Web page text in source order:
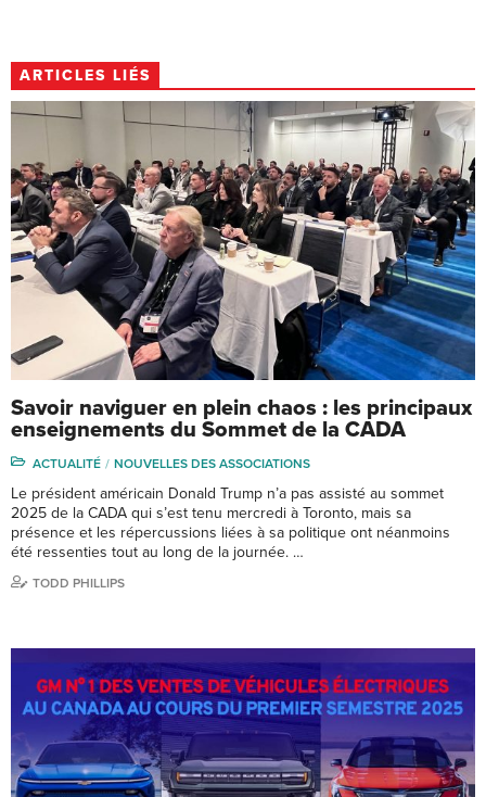
ARTICLES LIÉS
Savoir naviguer en plein chaos : les principaux
enseignements du Sommet de la CADA
ACTUALITÉ NOUVELLES DES ASSOCIATIONS
Le président américain Donald Trump n’a pas assisté au sommet
2025 de la CADA qui s’est tenu mercredi à Toronto, mais sa
présence et les répercussions liées à sa politique ont néanmoins
été ressenties tout au long de la journée. …
TODD PHILLIPS